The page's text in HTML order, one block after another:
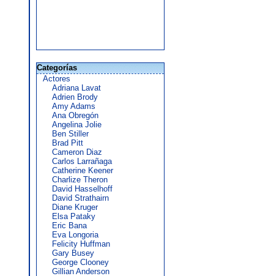
Categorías
Actores
Adriana Lavat
Adrien Brody
Amy Adams
Ana Obregón
Angelina Jolie
Ben Stiller
Brad Pitt
Cameron Diaz
Carlos Larrañaga
Catherine Keener
Charlize Theron
David Hasselhoff
David Strathairn
Diane Kruger
Elsa Pataky
Eric Bana
Eva Longoria
Felicity Huffman
Gary Busey
George Clooney
Gillian Anderson